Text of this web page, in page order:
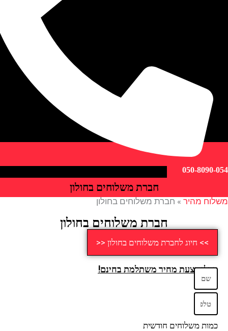
050-
חברת משלוחים בחולון
מהיר »חברת משלוחים בחולון
חברת משלוחים בחולון
>> חיוג לחברת משלוחים בחולון <<
הצעת מחיר משתלמת בחינם!
משלוחים חודשית